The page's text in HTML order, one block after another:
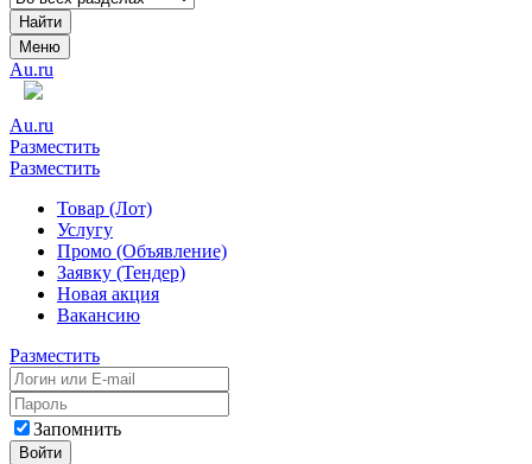
Найти
Меню
Au.ru
Au.ru
Разместить
Разместить
Товар (Лот)
Услугу
Промо (Объявление)
Заявку (Тендер)
Новая акция
Вакансию
Разместить
Запомнить
Войти